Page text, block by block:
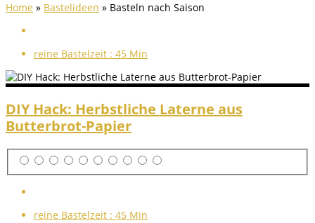
Home » Bastelideen » Basteln nach Saison
reine Bastelzeit : 45 Min
DIY Hack: Herbstliche Laterne aus
Butterbrot-Papier
reine Bastelzeit : 45 Min